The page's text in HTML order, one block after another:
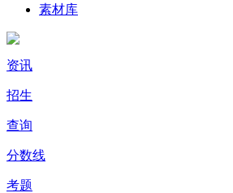
素材库
资讯
招生
查询
分数线
考题